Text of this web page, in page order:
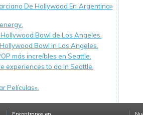
De Hollywood En Argentina»
Bowl de Los Angeles.
Bowl in Los Angeles.
más increíbles en Seattle.
experiences to do in Seattle.
Películas».